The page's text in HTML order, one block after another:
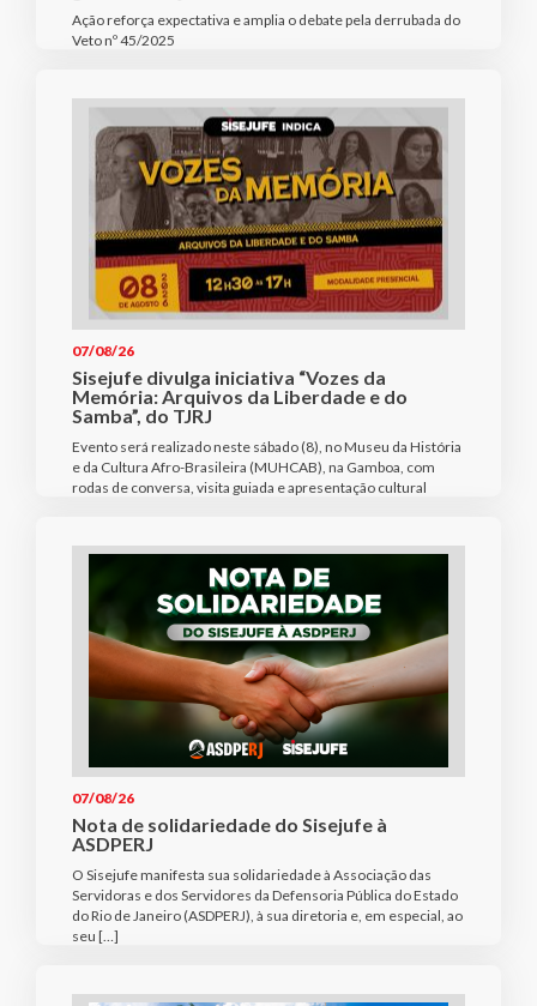
Ação reforça expectativa e amplia o debate pela derrubada do
Veto nº 45/2025
07/08/26
Sisejufe divulga iniciativa “Vozes da
Memória: Arquivos da Liberdade e do
Samba”, do TJRJ
Evento será realizado neste sábado (8), no Museu da História
e da Cultura Afro-Brasileira (MUHCAB), na Gamboa, com
rodas de conversa, visita guiada e apresentação cultural
07/08/26
Nota de solidariedade do Sisejufe à
ASDPERJ
O Sisejufe manifesta sua solidariedade à Associação das
Servidoras e dos Servidores da Defensoria Pública do Estado
do Rio de Janeiro (ASDPERJ), à sua diretoria e, em especial, ao
seu […]